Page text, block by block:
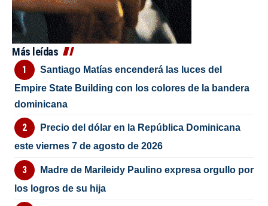
Más leídas
Santiago Matías encenderá las luces del
Empire State Building con los colores de la bandera
dominicana
Precio del dólar en la República Dominicana
este viernes 7 de agosto de 2026
Madre de Marileidy Paulino expresa orgullo por
los logros de su hija